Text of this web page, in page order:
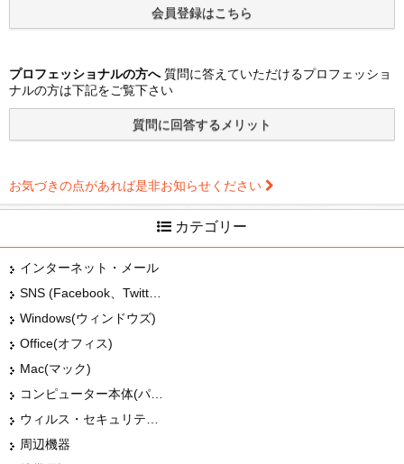
プロフェッショナルの方へ質問に答えていただけるプロフェッショ
ナルの方は下記をご覧下さい
お気づきの点があれば是非お知らせください
カテゴリー
インターネット・メール
Windows(ウィンドウズ)
Office(オフィス)
Mac(マック)
周辺機器